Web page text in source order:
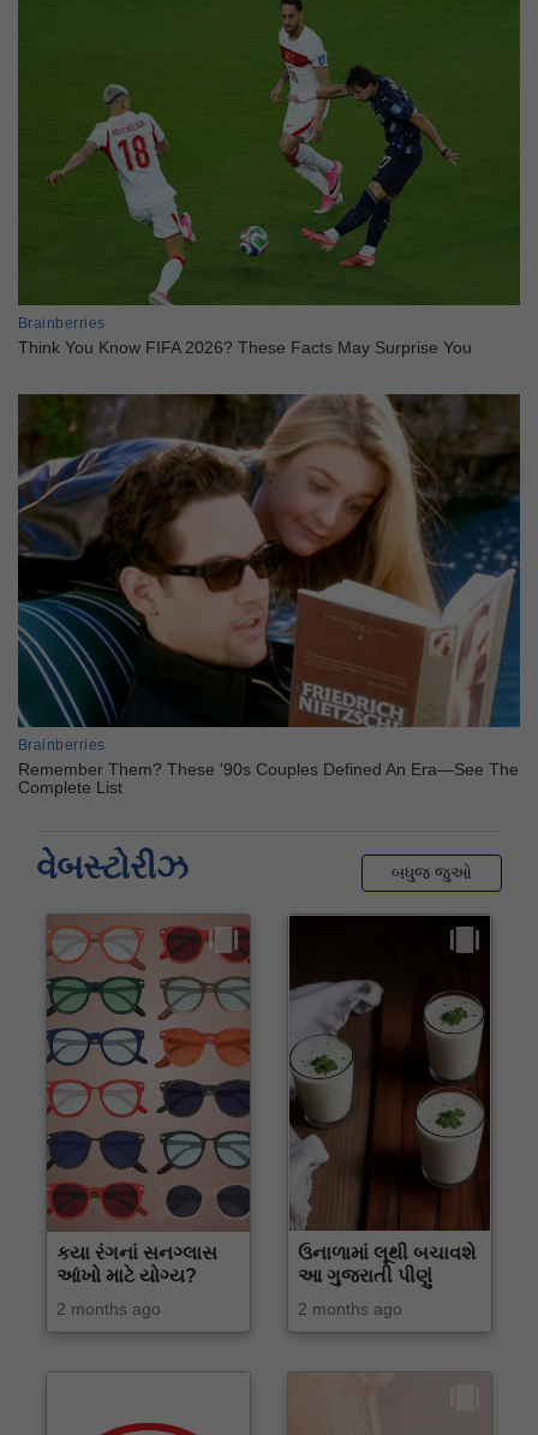
વેબસ્ટોરીઝ બધુજ જુઓ
કયા રંગનાં સનગ્લાસ
આંખો માટે યોગ્ય?
2 months ago
ઉનાળામાં લૂથી બચાવશે
આ ગુજરાતી પીણું
2 months ago